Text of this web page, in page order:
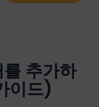
추가하
이드)